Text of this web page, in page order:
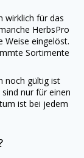
wirklich für das
HerbsPro
Weise eingelöst.
Sortimente
noch gültig ist
nur für einen
ist bei jedem